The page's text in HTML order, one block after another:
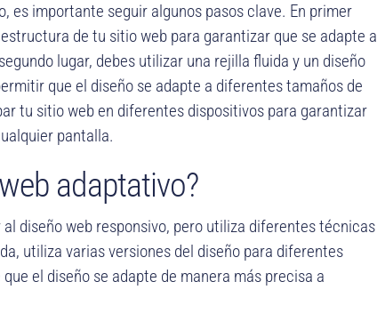
es importante seguir algunos pasos clave. En primer
de tu sitio web para garantizar que se adapte a
lugar, debes utilizar una rejilla fluida y un diseño
que el diseño se adapte a diferentes tamaños de
tu sitio web en diferentes dispositivos para garantizar
pantalla.
adaptativo?
diseño web responsivo, pero utiliza diferentes técnicas
utiliza varias versiones del diseño para diferentes
el diseño se adapte de manera más precisa a